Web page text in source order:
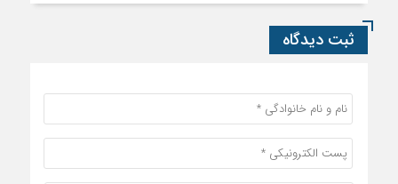
ثبت دیدگاه